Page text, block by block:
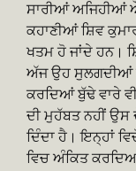
ਸਾਰੀਆਂ ਅਜਿਹੀਆਂ
ਕਹਾਣੀਆਂ ਸ਼ਿਵ
ਖਤਮ ਹੋ ਜਾਂਦੇ ਹਨ।
ਅੱਜ ਉਹ ਸੁਲਗਦੀਆਂ
ਕਰਦਿਆਂ ਬੁੱਢੇ ਵਾਰੇ
ਦੀ ਮੁਹੱਬਤ ਨਹੀਂ ਉਸ
ਦਿੰਦਾ ਹੈ। ਇਨ੍ਹਾਂ
ਵਿਚ ਅੰਕਿਤ